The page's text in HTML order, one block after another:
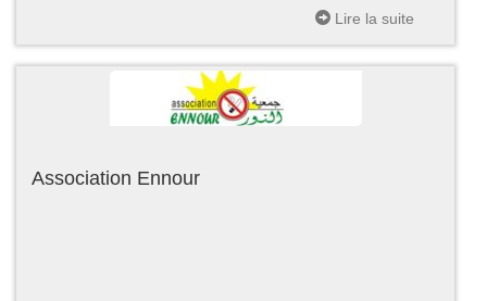
Lire la suite
Association Ennour